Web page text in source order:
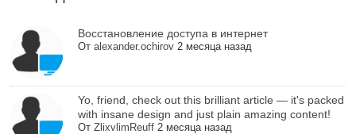
Восстановление доступа в интернет
От alexander.ochirov 2 месяца назад
Yo, friend, check out this brilliant article — it's packed
with insane design and just plain amazing content!
От ZlixvlimReuff 2 месяца назад